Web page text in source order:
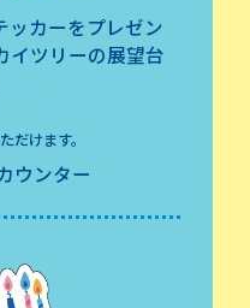
ッカーをプレゼン
イツリーの展望台
けます。
ウンター